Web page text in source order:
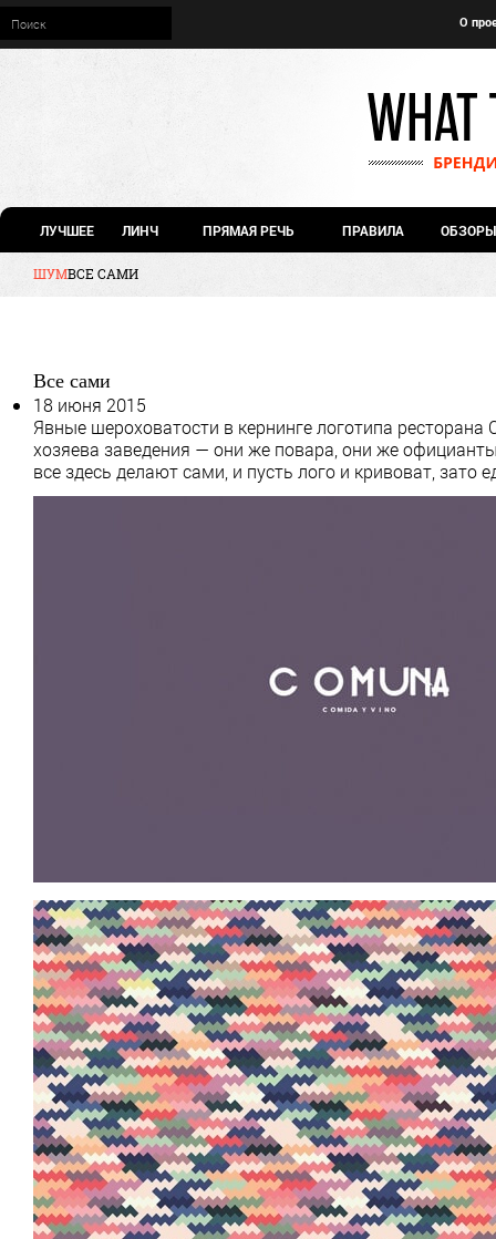
О
ЛУЧШЕЕ ЛИНЧ ПРЯМАЯ РЕЧЬ ПРАВИЛА ОБЗОРЫ
ШУМВСЕ САМИ
Все сами
18 июня 2015
Явные шероховатости в кернинге логотипа
хозяева заведения — они же повара, они же
все здесь делают сами, и пусть лого и кривоват, зато